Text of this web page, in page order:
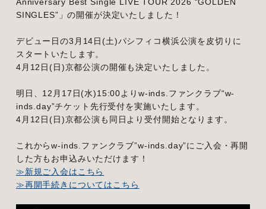
SINGLES”」の開催が決定いたしました！
デビュー日の3月14日(土)パシフィコ横浜公演を皮切りに
スタートいたします。
4月12日(日)京都公演の開催も決定いたしました。
明日、12月17日(水)15:00よりw-inds.ファンクラブ“w-
inds.day”チケット先行受付を実施いたします。
4月12日(日)京都公演も同日より受付開始となります。
これからw-inds.ファンクラブ”w-inds.day”にご入会・再開
した方もお申込みいただけます！
≫新規ご入会はこちら
≫再開手続きについてはこちら